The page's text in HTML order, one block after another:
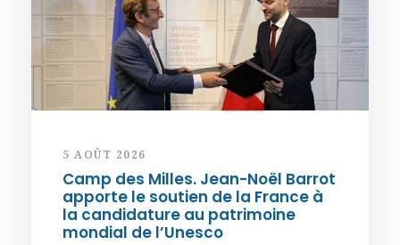
5 AOÛT 2026
Camp des Milles. Jean-Noël Barrot
apporte le soutien de la France à
la candidature au patrimoine
mondial de l’Unesco